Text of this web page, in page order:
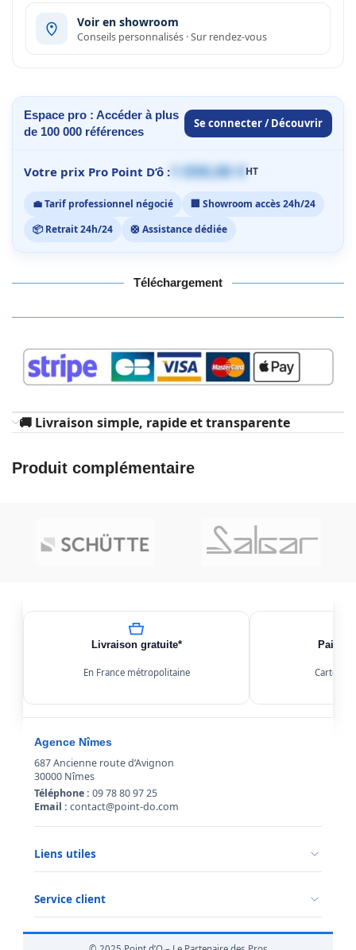
Voir en showroom
Conseils personnalisés · Sur rendez-vous
Espace pro : Accéder à plus
de 100 000 références
Se connecter / Découvrir
Votre prix Pro Point D’ô : 1 059,00 €HT
💼 Tarif professionnel négocié
🏢 Showroom accès 24h/24
📦 Retrait 24h/24
🛟 Assistance dédiée
Téléchargement
🚚 Livraison simple, rapide et transparente
Produit complémentaire
Livraison gratuite*
En France métropolitaine Carte,
Agence Nîmes
687 Ancienne route d’Avignon
30000 Nîmes
Téléphone : 09 78 80 97 25
Email : contact@point-do.com
Liens utiles
Conditions générales de vente
Mentions légales
Service client
Informations livraison